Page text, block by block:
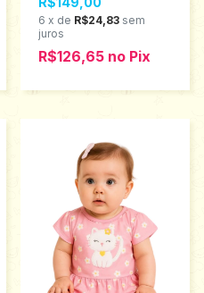
1150018
6 x de R$24,83 sem
juros
R$126,65 no Pix